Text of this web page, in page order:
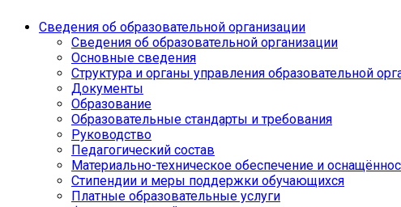
Сведения об образовательной организации
Сведения об образовательной организации
Основные сведения
Структура и органы управления образовательной
Документы
Образование
Образовательные стандарты и требования
Руководство
Педагогический состав
Материально-техническое обеспечение и
Стипендии и меры поддержки обучающихся
Платные образовательные услуги